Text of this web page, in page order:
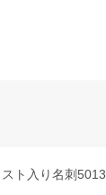
ト入り名刺5013